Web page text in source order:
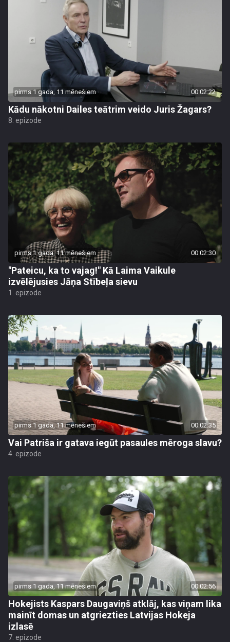
pirms 1 gada, 11 mēnešiem 00:02:22
Kādu nākotni Dailes teātrim veido Juris Žagars?
8. epizode
pirms 1 gada, 11 mēnešiem 00:02:30
"Pateicu, ka to vajag!" Kā Laima Vaikule
izvēlējusies Jāņa Stībeļa sievu
1. epizode
pirms 1 gada, 11 mēnešiem 00:02:35
Vai Patriša ir gatava iegūt pasaules mēroga slavu?
4. epizode
pirms 1 gada, 11 mēnešiem 00:02:56
Hokejists Kaspars Daugaviņš atklāj, kas viņam lika
mainīt domas un atgriezties Latvijas Hokeja
izlasē
7. epizode